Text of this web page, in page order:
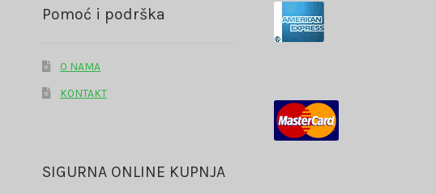
stranici
proizvoda
Pomoć i podrška
O NAMA
KONTAKT
SIGURNA ONLINE KUPNJA